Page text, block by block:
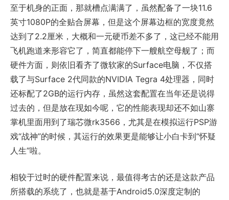
至于机身的正面，那就槽点满满了，虽然配备了一块11.6
英寸1080P的全贴合屏幕，但是这个屏幕边框的宽度竟然
达到了2.2厘米，大概和一元硬币差不多了，这已经不能用
飞机跑道来形容它了，简直都能停下一艘航空母舰了；而
硬件方面，则依旧看齐了微软家的Surface电脑，不仅搭
载了与Surface 2代同款的NVIDIA Tegra 4处理器，同时
还标配了2GB的运行内存，虽然这套配置在当年还是说得
过去的，但是放在现如今呢，它的性能表现却还不如山寨
掌机里面用到了瑞芯微rk3566，尤其是在模拟运行PSP游
戏“战神”的时候，其运行的效果更是能够让小白卡到“怀疑
人生”啦。
相较于过时的硬件配置来说，最值得考古的还是这款产品
所搭载的系统了，也就是基于Android5.0深度定制的